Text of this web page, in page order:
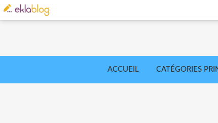
ACCUEIL CATÉGORIES